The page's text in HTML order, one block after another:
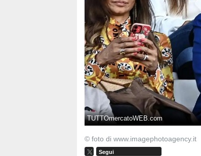
TUTTOmercatoWEB.com
© foto di www.imagephotoagency.it
Segui